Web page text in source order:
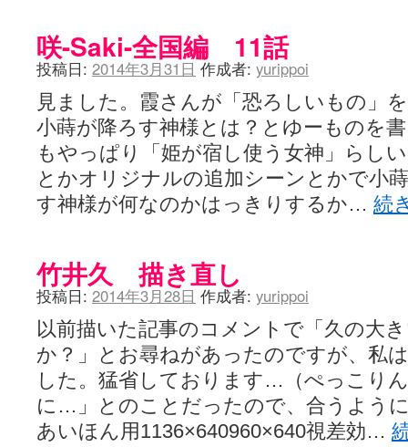
咲-Saki-全国編 11話
投稿日: 2014年3月31日 作成者: yurippoi
見ました。霞さんが「恐ろしいもの」
小蒔が降ろす神様とは？とゆーものを
もやっぱり「姫が宿し使う女神」らし
とかオリジナルの追加シーンとかで小
す神様が何なのかはっきりするか… 続
竹井久 描き直し
投稿日: 2014年3月28日 作成者: yurippoi
以前描いた記事のコメントで「久の大
か？」とお尋ねがあったのですが、私
した。猛省しております…（ぺっこり
に…」とのことだったので、合うよう
あいほん用1136×640960×640視差効…